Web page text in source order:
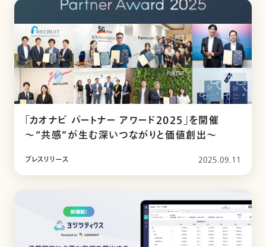
「カオナビ パートナー アワード2025」を開催
〜“共感”が生む深いつながりと価値創出〜
プレスリリース 2025.09.11